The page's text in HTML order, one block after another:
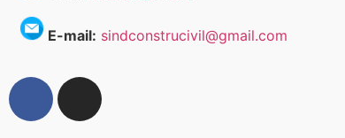
E-mail: sindconstrucivil@gmail.com